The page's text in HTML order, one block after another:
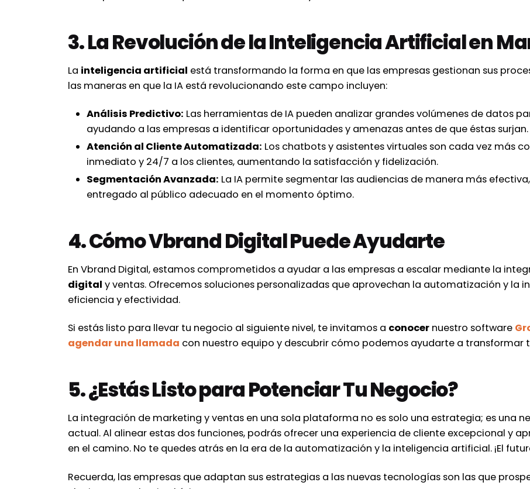
3. La Revolución de la Inteligencia Artificial en
La inteligencia artificial está transformando la forma en que las empresas gestionan sus
las maneras en que la IA está revolucionando este campo incluyen:
Análisis Predictivo: Las herramientas de IA pueden analizar grandes volúmenes de datos
ayudando a las empresas a identificar oportunidades y amenazas antes de que éstas surjan.
Atención al Cliente Automatizada: Los chatbots y asistentes virtuales son cada vez más
inmediato y 24/7 a los clientes, aumentando la satisfacción y fidelización.
Segmentación Avanzada: La IA permite segmentar las audiencias de manera más
entregado al público adecuado en el momento óptimo.
4. Cómo Vbrand Digital Puede Ayudarte
En Vbrand Digital, estamos comprometidos a ayudar a las empresas a escalar mediante la
digital y ventas. Ofrecemos soluciones personalizadas que aprovechan la automatización y la
eficiencia y efectividad.
Si estás listo para llevar tu negocio al siguiente nivel, te invitamos a conocer nuestro software
agendar una llamada con nuestro equipo y descubrir cómo podemos ayudarte a transformar
5. ¿Estás Listo para Potenciar Tu Negocio?
La integración de marketing y ventas en una sola plataforma no es solo una estrategia; es una
actual. Al alinear estas dos funciones, podrás ofrecer una experiencia de cliente excepcional y
en el camino. No te quedes atrás en la era de la automatización y la inteligencia artificial. ¡El
Recuerda, las empresas que adaptan sus estrategias a las nuevas tecnologías son las que